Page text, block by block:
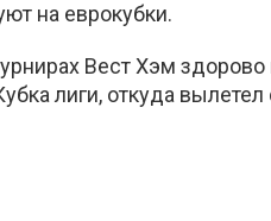
на еврокубки.
Вест Хэм
лиги, откуда